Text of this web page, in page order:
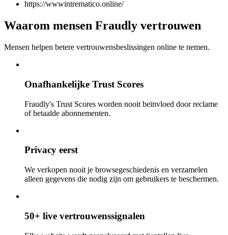
https://wwwintrematico.online/
Waarom mensen Fraudly vertrouwen
Mensen helpen betere vertrouwensbeslissingen online te nemen.
Onafhankelijke Trust Scores
Fraudly's Trust Scores worden nooit beïnvloed door reclame
of betaalde abonnementen.
Privacy eerst
We verkopen nooit je browsegeschiedenis en verzamelen
alleen gegevens die nodig zijn om gebruikers te beschermen.
50+ live vertrouwenssignalen